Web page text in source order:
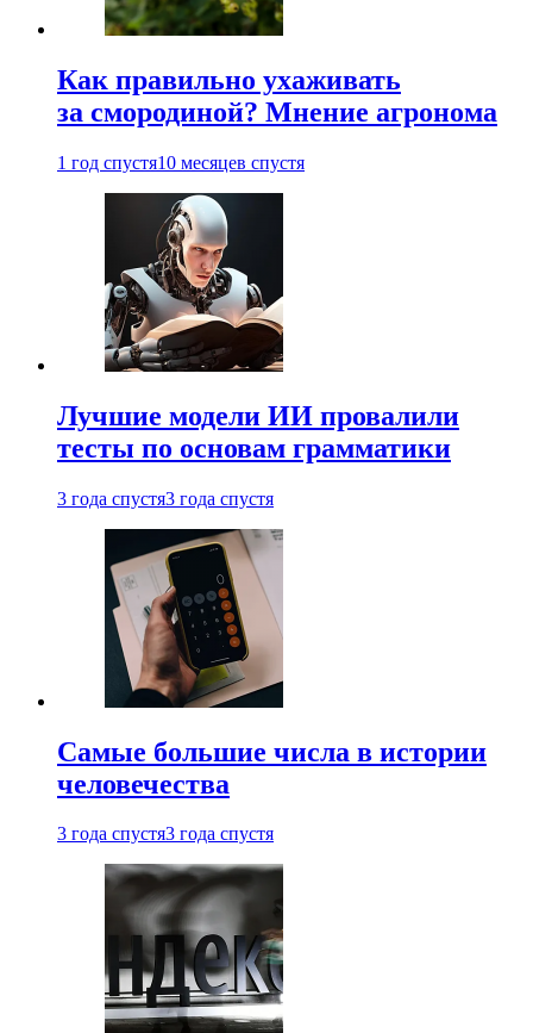
Как правильно ухаживать
за смородиной? Мнение агронома
1 год спустя10 месяцев спустя
Лучшие модели ИИ провалили
тесты по основам грамматики
3 года спустя3 года спустя
Самые большие числа в истории
человечества
3 года спустя3 года спустя